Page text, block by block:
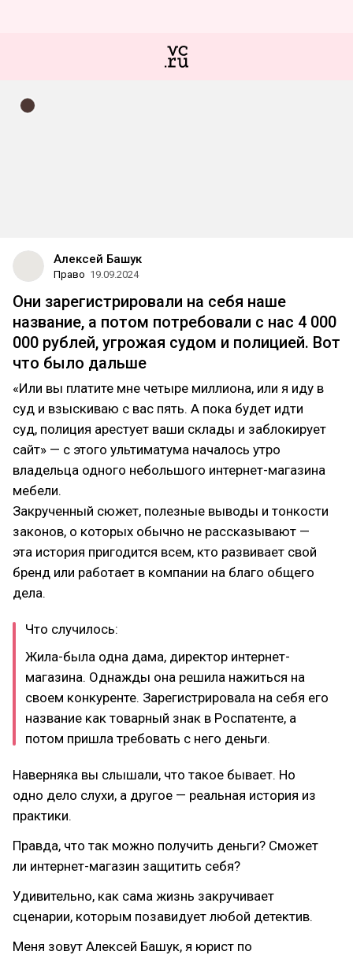
Алексей Башук
Право 19.09.2024
Они зарегистрировали на себя наше
название, а потом потребовали с нас 4 000
000 рублей, угрожая судом и полицией. Вот
что было дальше
«Или вы платите мне четыре миллиона, или я иду в
суд и взыскиваю с вас пять. А пока будет идти
суд, полиция арестует ваши склады и заблокирует
сайт» — с этого ультиматума началось утро
владельца одного небольшого интернет-магазина
мебели.
Закрученный сюжет, полезные выводы и тонкости
законов, о которых обычно не рассказывают —
эта история пригодится всем, кто развивает свой
бренд или работает в компании на благо общего
дела.
Что случилось:
Жила-была одна дама, директор интернет-
магазина. Однажды она решила нажиться на
своем конкуренте. Зарегистрировала на себя его
название как товарный знак в Роспатенте, а
потом пришла требовать с него деньги.
Наверняка вы слышали, что такое бывает. Но
одно дело слухи, а другое — реальная история из
практики.
Правда, что так можно получить деньги? Сможет
ли интернет-магазин защитить себя?
Удивительно, как сама жизнь закручивает
сценарии, которым позавидует любой детектив.
Меня зовут Алексей Башук, я юрист по